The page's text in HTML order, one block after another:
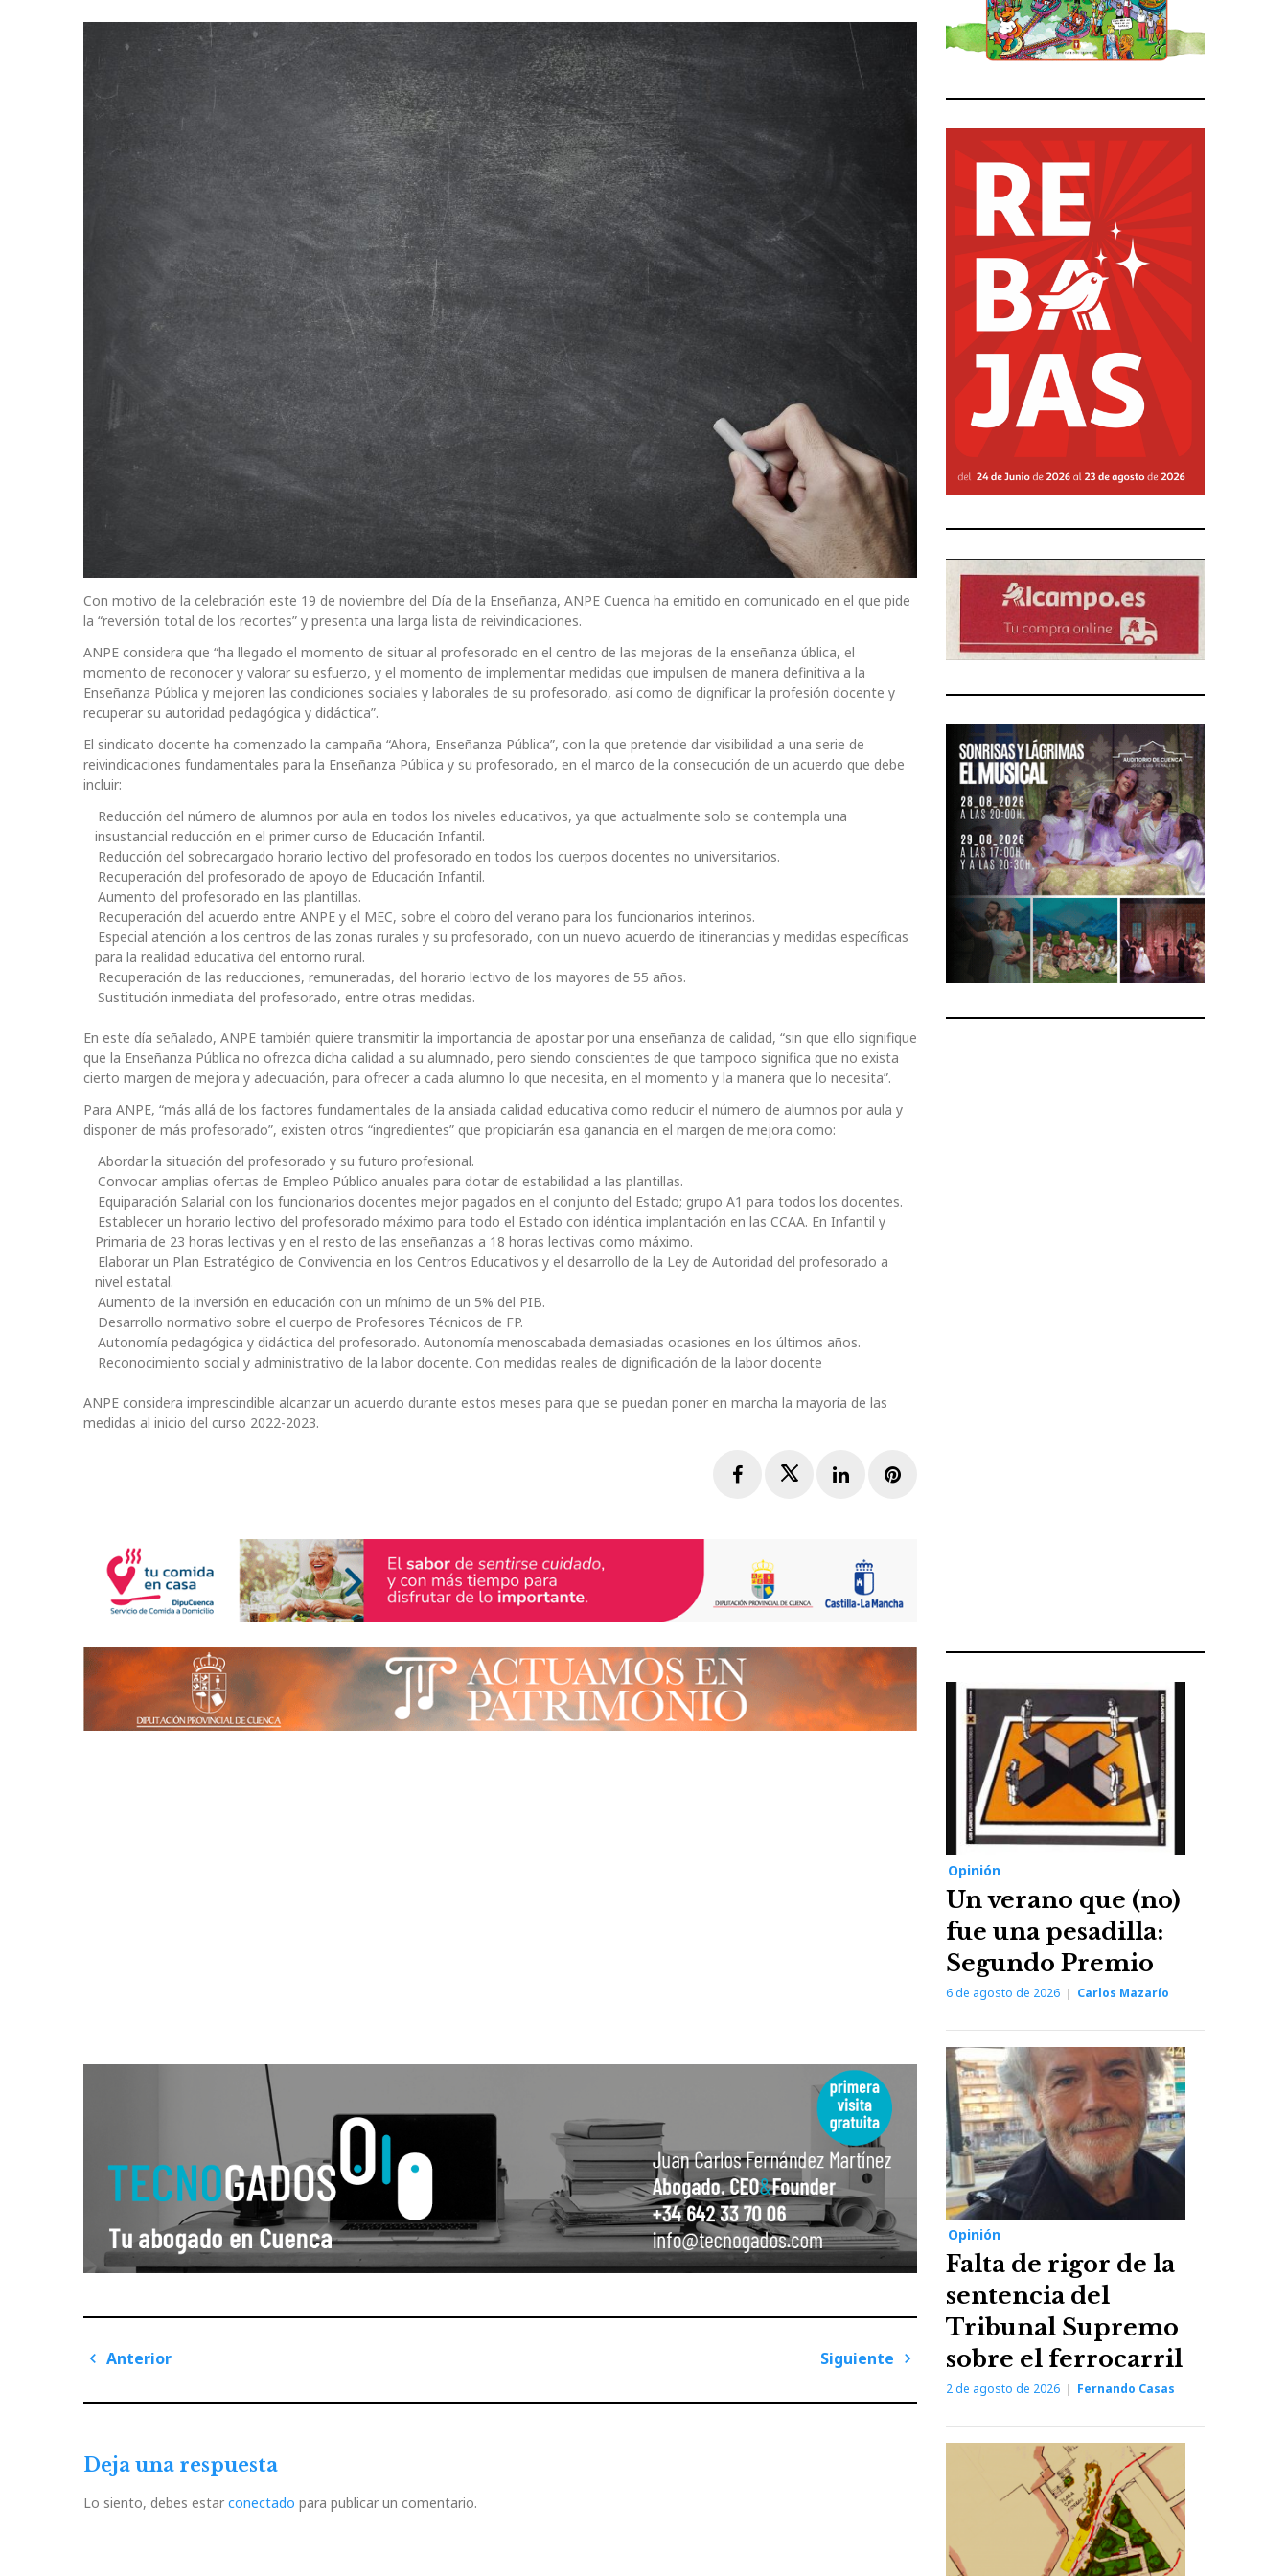
Con motivo de la celebración este 19 de noviembre del Día de la Enseñanza, ANPE Cuenca ha emitido en comunicado en el que pide
la “reversión total de los recortes” y presenta una larga lista de reivindicaciones.
ANPE considera que “ha llegado el momento de situar al profesorado en el centro de las mejoras de la enseñanza ública, el
momento de reconocer y valorar su esfuerzo, y el momento de implementar medidas que impulsen de manera definitiva a la
Enseñanza Pública y mejoren las condiciones sociales y laborales de su profesorado, así como de dignificar la profesión docente y
recuperar su autoridad pedagógica y didáctica”.
El sindicato docente ha comenzado la campaña “Ahora, Enseñanza Pública”, con la que pretende dar visibilidad a una serie de
reivindicaciones fundamentales para la Enseñanza Pública y su profesorado, en el marco de la consecución de un acuerdo que debe
incluir:
Reducción del número de alumnos por aula en todos los niveles educativos, ya que actualmente solo se contempla una
insustancial reducción en el primer curso de Educación Infantil.
Reducción del sobrecargado horario lectivo del profesorado en todos los cuerpos docentes no universitarios.
Recuperación del profesorado de apoyo de Educación Infantil.
Aumento del profesorado en las plantillas.
Recuperación del acuerdo entre ANPE y el MEC, sobre el cobro del verano para los funcionarios interinos.
Especial atención a los centros de las zonas rurales y su profesorado, con un nuevo acuerdo de itinerancias y medidas específicas
para la realidad educativa del entorno rural.
Recuperación de las reducciones, remuneradas, del horario lectivo de los mayores de 55 años.
Sustitución inmediata del profesorado, entre otras medidas.
En este día señalado, ANPE también quiere transmitir la importancia de apostar por una enseñanza de calidad, “sin que ello signifique
que la Enseñanza Pública no ofrezca dicha calidad a su alumnado, pero siendo conscientes de que tampoco significa que no exista
cierto margen de mejora y adecuación, para ofrecer a cada alumno lo que necesita, en el momento y la manera que lo necesita”.
Para ANPE, “más allá de los factores fundamentales de la ansiada calidad educativa como reducir el número de alumnos por aula y
disponer de más profesorado”, existen otros “ingredientes” que propiciarán esa ganancia en el margen de mejora como:
Abordar la situación del profesorado y su futuro profesional.
Convocar amplias ofertas de Empleo Público anuales para dotar de estabilidad a las plantillas.
Equiparación Salarial con los funcionarios docentes mejor pagados en el conjunto del Estado; grupo A1 para todos los docentes.
Establecer un horario lectivo del profesorado máximo para todo el Estado con idéntica implantación en las CCAA. En Infantil y
Primaria de 23 horas lectivas y en el resto de las enseñanzas a 18 horas lectivas como máximo.
Elaborar un Plan Estratégico de Convivencia en los Centros Educativos y el desarrollo de la Ley de Autoridad del profesorado a
nivel estatal.
Aumento de la inversión en educación con un mínimo de un 5% del PIB.
Desarrollo normativo sobre el cuerpo de Profesores Técnicos de FP.
Autonomía pedagógica y didáctica del profesorado. Autonomía menoscabada demasiadas ocasiones en los últimos años.
Reconocimiento social y administrativo de la labor docente. Con medidas reales de dignificación de la labor docente
ANPE considera imprescindible alcanzar un acuerdo durante estos meses para que se puedan poner en marcha la mayoría de las
medidas al inicio del curso 2022-2023.
FacebookTwitterLinkedInPinterest
Navegación
de
Anterior
Siguiente
Deja una respuesta
Lo siento, debes estar conectado para publicar un comentario.
Opinión
Un verano que (no)
fue una pesadilla:
Segundo Premio
6 de agosto de 2026 Carlos Mazarío
Opinión
Falta de rigor de la
sentencia del
Tribunal Supremo
sobre el ferrocarril
2 de agosto de 2026 Fernando Casas